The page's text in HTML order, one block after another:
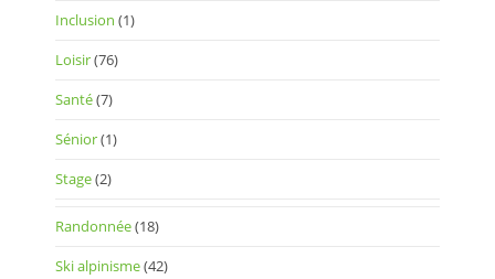
Inclusion (1)
Loisir(76)
Santé(7)
Sénior(1)
Stage(2)
Randonnée(18)
Ski alpinisme(42)